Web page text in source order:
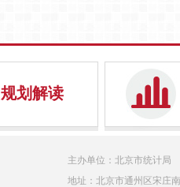
规划解读
主办单位：北京市统计局
地址：北京市通州区宋庄